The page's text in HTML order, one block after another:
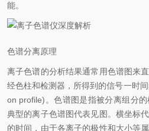
能。
色谱分离原理
离子色谱的分析结果通常用色谱图来
经色柱和检测器，所得到的信号一时
on profile)。色谱图是指被分离组分
典型的离子色谱图代表见图。横坐标
的时间，由于各离子的极性和大小等